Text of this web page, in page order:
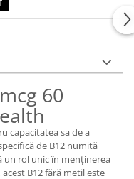
60
capacitatea sa de a
de B12 numită
un rol unic în menținerea
B12 fără metil este